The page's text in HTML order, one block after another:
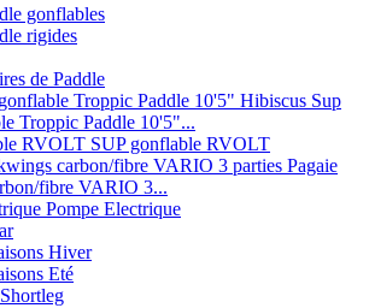
gonflables
rigides
de Paddle
Sup
Troppic Paddle 10'5"...
SUP gonflable RVOLT
Pagaie
fibre VARIO 3...
Pompe Electrique
Hiver
Eté